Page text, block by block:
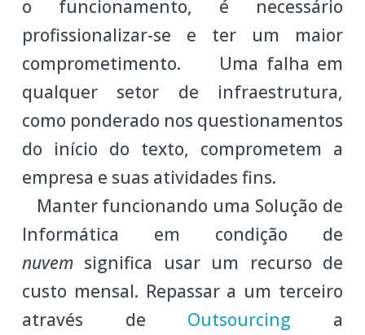
o funcionamento, é necessário
profissionalizar-se e ter um maior
comprometimento. Uma falha em
qualquer setor de infraestrutura,
como ponderado nos questionamentos
do início do texto, comprometem a
empresa e suas atividades fins.
Manter funcionando uma Solução de
Informática em condição de
nuvem significa usar um recurso de
custo mensal. Repassar a um terceiro
através de Outsourcing a